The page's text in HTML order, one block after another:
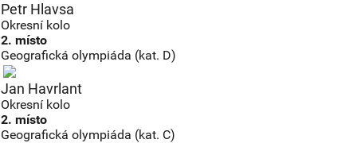
Petr Hlavsa
Okresní kolo
2. místo
Geografická olympiáda (kat. D)
Jan Havrlant
Okresní kolo
2. místo
Geografická olympiáda (kat. C)